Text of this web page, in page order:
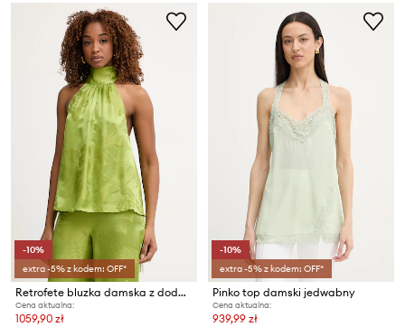
-10%
extra -5% z kodem: OFF*
Retrofete bluzka damska z dodatkiem jedwabiu Martana
Cena aktualna:
1059,90 zł
-10%
extra -5% z kodem: OFF*
Pinko top damski jedwabny
Cena aktualna:
939,99 zł